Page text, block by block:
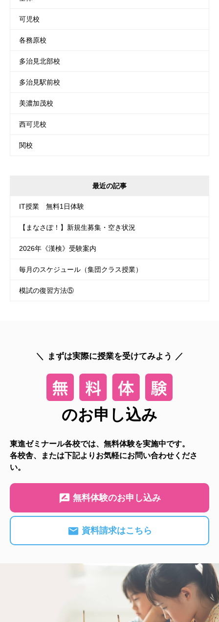
可児校
各務原校
多治見北部校
多治見駅前校
美濃加茂校
西可児校
関校
最近の記事
IT授業 無料1日体験
【まなさぽ！】新規生募集・空き状況
2026年《漢検》受験案内
毎月のスケジュール（集団クラス授業）
模試の復習方法⑤
まずは実際に授業を受けてみよう
のお申し込み
東進ゼミナール各校では、無料体験を実施中です。
各校舎、または下記よりお気軽にお問い合わせくださ
い。
無料体験のお申し込み
資料請求はこちら